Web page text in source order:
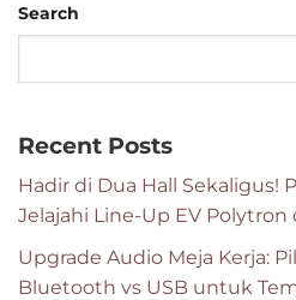
Search
Recent Posts
Hadir di Dua Hall Sekaligus!
Jelajahi Line-Up EV Polytron
Upgrade Audio Meja Kerja:
Bluetooth vs USB untuk